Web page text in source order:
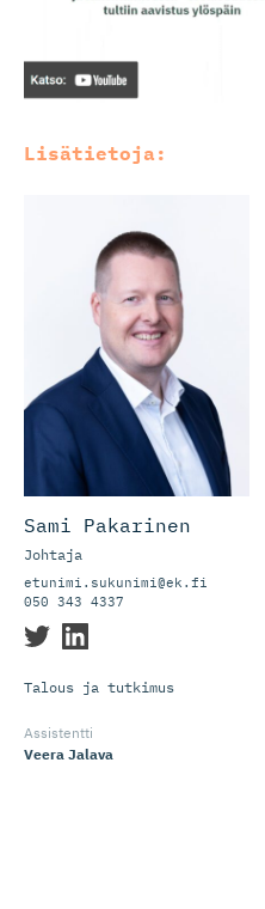
Lisätietoja:
Sami Pakarinen
Johtaja
etunimi.sukunimi@ek.fi
050 343 4337
Talous ja tutkimus
Assistentti
Veera Jalava